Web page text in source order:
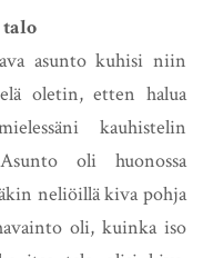
talo
asunto kuhisi niin
oletin, etten halua
kauhistelin
oli huonossa
neliöillä kiva pohja
oli, kuinka iso